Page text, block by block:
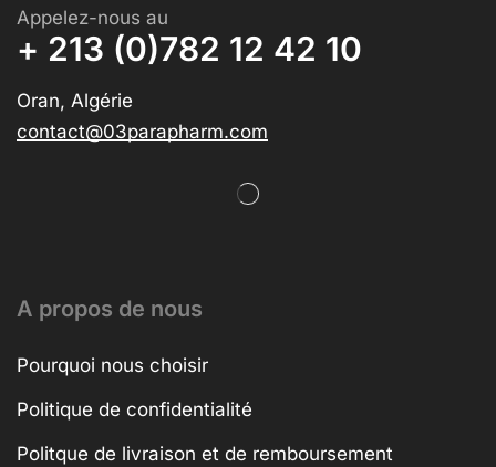
Appelez-nous au
+ 213 (0)782 12 42 10
Oran, Algérie
contact@03parapharm.com
A propos de nous
Pourquoi nous choisir
Politique de confidentialité
Politque de livraison et de remboursement